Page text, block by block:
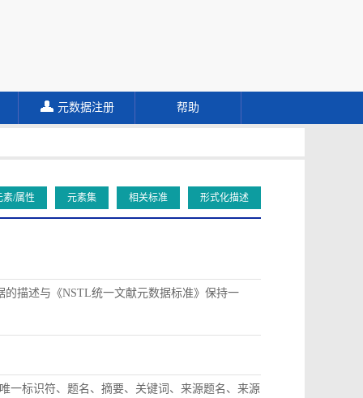
元数据注册 帮助
素/属性 元素集 相关标准 形式化描述
描述与《NSTL统一文献元数据标准》保持一
一标识符、题名、摘要、关键词、来源题名、来源